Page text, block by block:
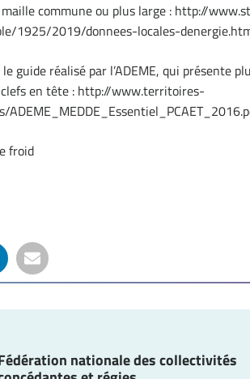
commune ou plus large : http://
1925/2019/donnees-locales-
guide réalisé par l’ADEME, qui présente
en tête : http://www.territoires-
froid
nationale des collectivités